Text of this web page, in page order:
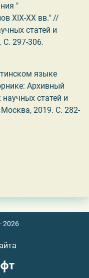
"
XIX-XX вв." //
статей и
297-306.
языке
Архивный
статей и
2019. С. 282-
2026